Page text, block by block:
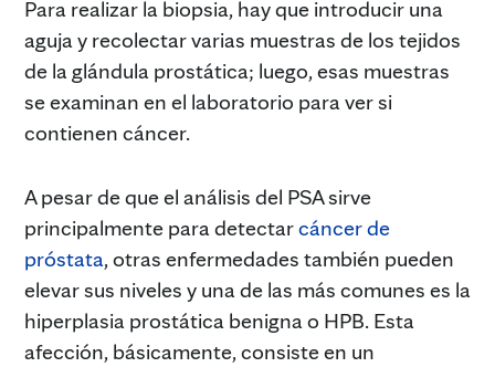
Para realizar la biopsia, hay que introducir una
aguja y recolectar varias muestras de los tejidos
de la glándula prostática; luego, esas muestras
se examinan en el laboratorio para ver si
contienen cáncer.
A pesar de que el análisis del PSA sirve
principalmente para detectarcáncer de
próstata, otras enfermedades también pueden
elevar sus niveles y una de las más comunes es la
hiperplasia prostática benigna o HPB. Esta
afección, básicamente, consiste en un